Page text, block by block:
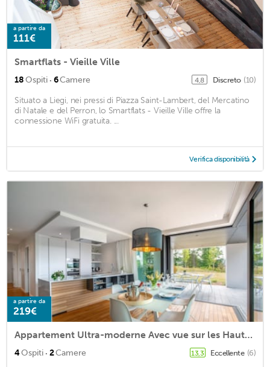
a partire da
111€
Smartflats - Vieille Ville
18Ospiti · 6Camere 4,8 Discreto (10)
Situato a Liegi, nei pressi di Piazza Saint-Lambert, del Mercatino
di Natale e del Perron, lo Smartflats - Vieille Ville offre la
connessione WiFi gratuita. ...
Verifica disponibilità
a partire da
219€
Appartement Ultra-moderne Avec vue sur les Hauteurs de Liège
4Ospiti · 2Camere 13,3 Eccellente (6)